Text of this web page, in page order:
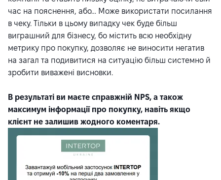
час на пояснення, або… Може використати посилання
в чеку. Тільки в цьому випадку чек буде більш
виграшний для бізнесу, бо містить всю необхідну
метрику про покупку, дозволяє не виносити негатив
на загал та подивитися на ситуацію більш системно й
зробити виважені висновки.
В результаті ви маєте справжній NPS, а також
максимум інформації про покупку, навіть якщо
клієнт не залишив жодного коментаря.